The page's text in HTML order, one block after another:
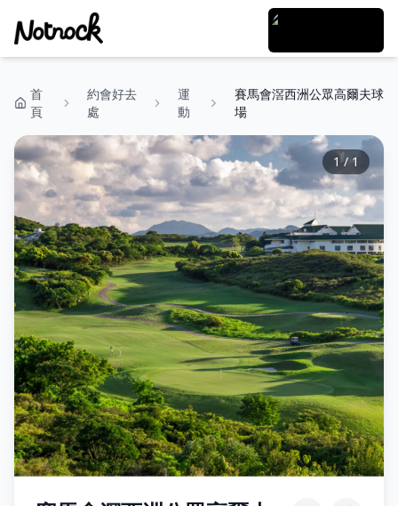
首
頁
約會好去
處
運
動
賽馬會滘西洲公眾高爾夫球
場
1/ 1